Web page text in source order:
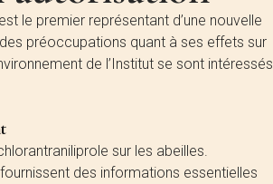
le premier représentant d’une nouvelle
préoccupations quant à ses effets sur
de l’Institut se sont intéressés
sur les abeilles.
des informations essentielles